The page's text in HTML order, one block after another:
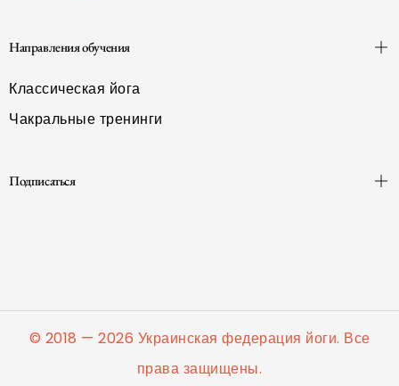
Направления обучения
Классическая йога
Чакральные тренинги
Подписаться
© 2018 — 2026 Украинская федерация йоги. Все
права защищены.